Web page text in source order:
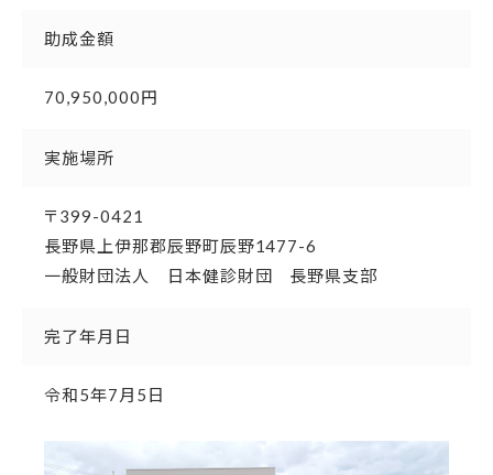
助成金額
70,950,000円
実施場所
〒399-0421
長野県上伊那郡辰野町辰野1477-6
一般財団法人 日本健診財団 長野県支部
完了年月日
令和5年7月5日